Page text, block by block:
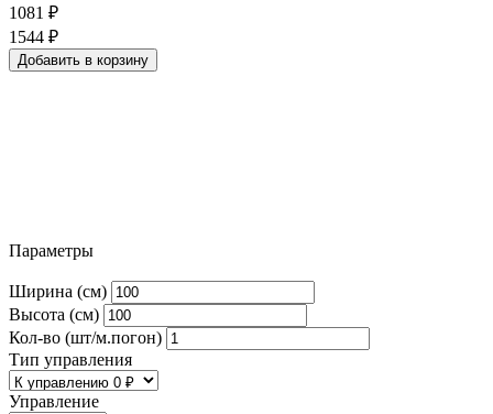
1081 ₽
1544 ₽
Добавить в корзину
Параметры
Ширина (см)
Высота (см)
Кол-во (шт/м.погон)
Тип управления
Управление